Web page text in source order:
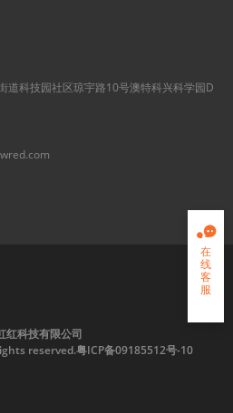
道科技园社区琼宇路10号澳特科兴科学园D

在
线
客
服
科技有限公司
reserved.粤ICP备09185512号-10